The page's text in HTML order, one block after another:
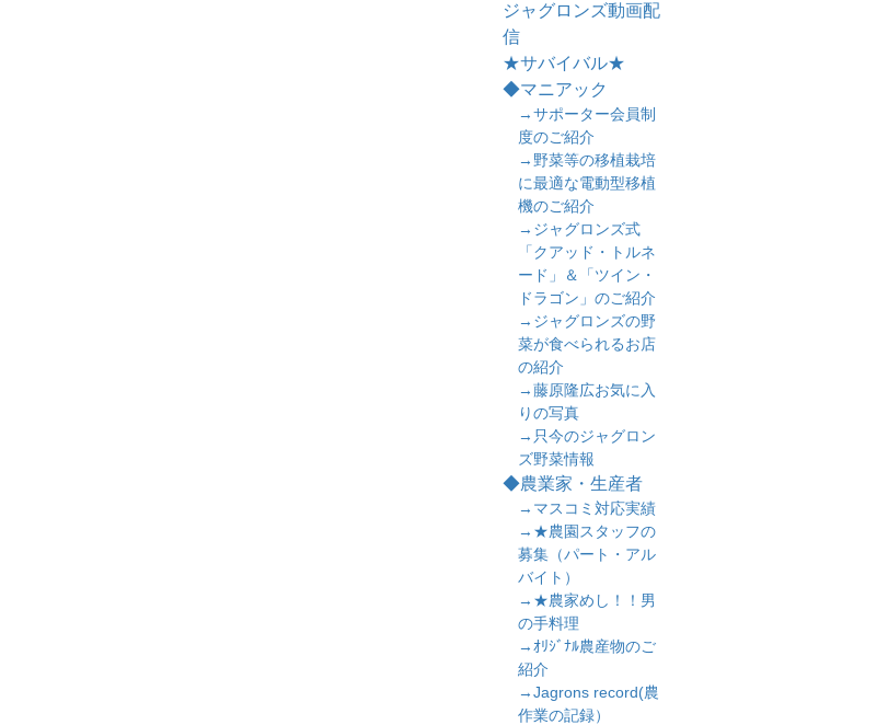
ジャグロンズ動画配
信
★サバイバル★
◆マニアック
→サポーター会員制
度のご紹介
→野菜等の移植栽培
に最適な電動型移植
機のご紹介
→ジャグロンズ式
「クアッド・トルネ
ード」＆「ツイン・
ドラゴン」のご紹介
→ジャグロンズの野
菜が食べられるお店
の紹介
→藤原隆広お気に入
りの写真
→只今のジャグロン
ズ野菜情報
◆農業家・生産者
→マスコミ対応実績
→★農園スタッフの
募集（パート・アル
バイト）
→★農家めし！！男
の手料理
→ｵﾘｼﾞﾅﾙ農産物のご
紹介
→Jagrons record(農
作業の記録）